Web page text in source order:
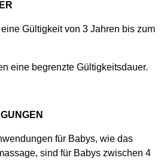
Gültigkeit von 3 Jahren bis zum
eine begrenzte Gültigkeitsdauer.
für Babys, wie das
sind für Babys zwischen 4